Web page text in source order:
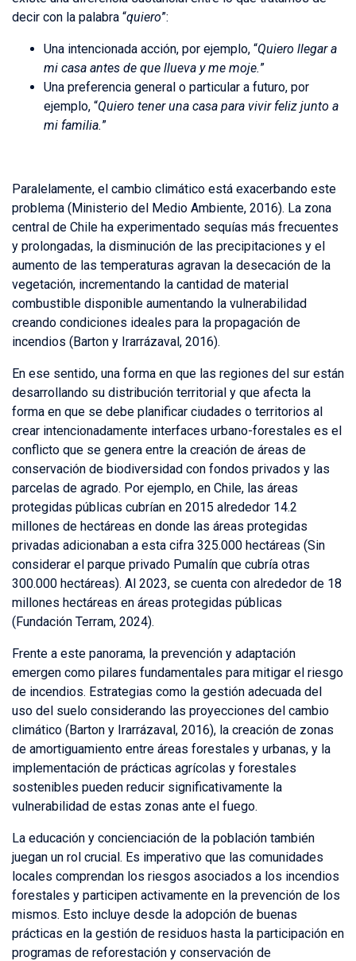
decir con la palabra “quiero”:
Una intencionada acción, por ejemplo, “Quiero llegar a
mi casa antes de que llueva y me moje.”
Una preferencia general o particular a futuro, por
ejemplo, “Quiero tener una casa para vivir feliz junto a
mi familia.”
Paralelamente, el cambio climático está exacerbando este
problema (Ministerio del Medio Ambiente, 2016). La zona
central de Chile ha experimentado sequías más frecuentes
y prolongadas, la disminución de las precipitaciones y el
aumento de las temperaturas agravan la desecación de la
vegetación, incrementando la cantidad de material
combustible disponible aumentando la vulnerabilidad
creando condiciones ideales para la propagación de
incendios (Barton y Irarrázaval, 2016).
En ese sentido, una forma en que las regiones del sur están
desarrollando su distribución territorial y que afecta la
forma en que se debe planificar ciudades o territorios al
crear intencionadamente interfaces urbano-forestales es el
conflicto que se genera entre la creación de áreas de
conservación de biodiversidad con fondos privados y las
parcelas de agrado. Por ejemplo, en Chile, las áreas
protegidas públicas cubrían en 2015 alrededor 14.2
millones de hectáreas en donde las áreas protegidas
privadas adicionaban a esta cifra 325.000 hectáreas (Sin
considerar el parque privado Pumalín que cubría otras
300.000 hectáreas). Al 2023, se cuenta con alrededor de 18
millones hectáreas en áreas protegidas públicas
(Fundación Terram, 2024).
Frente a este panorama, la prevención y adaptación
emergen como pilares fundamentales para mitigar el riesgo
de incendios. Estrategias como la gestión adecuada del
uso del suelo considerando las proyecciones del cambio
climático (Barton y Irarrázaval, 2016), la creación de zonas
de amortiguamiento entre áreas forestales y urbanas, y la
implementación de prácticas agrícolas y forestales
sostenibles pueden reducir significativamente la
vulnerabilidad de estas zonas ante el fuego.
La educación y concienciación de la población también
juegan un rol crucial. Es imperativo que las comunidades
locales comprendan los riesgos asociados a los incendios
forestales y participen activamente en la prevención de los
mismos. Esto incluye desde la adopción de buenas
prácticas en la gestión de residuos hasta la participación en
programas de reforestación y conservación de